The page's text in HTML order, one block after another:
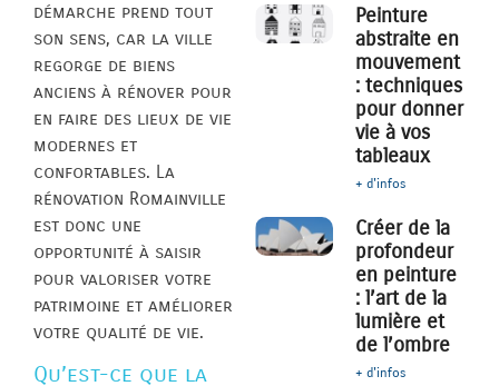
démarche prend tout
son sens, car la ville
regorge de biens
anciens à rénover pour
en faire des lieux de vie
modernes et
confortables. La
rénovation Romainville
est donc une
opportunité à saisir
pour valoriser votre
patrimoine et améliorer
votre qualité de vie.
Qu’est-ce que la
Peinture
abstraite en
mouvement
: techniques
pour donner
vie à vos
tableaux
+ d'infos
Créer de la
profondeur
en peinture
: l’art de la
lumière et
de l’ombre
+ d'infos